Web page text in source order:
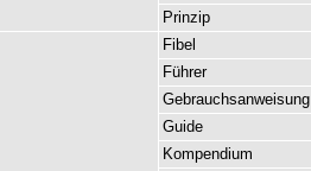
Prinzip
Fibel
Führer
Gebrauchsanweisung
Guide
Kompendium